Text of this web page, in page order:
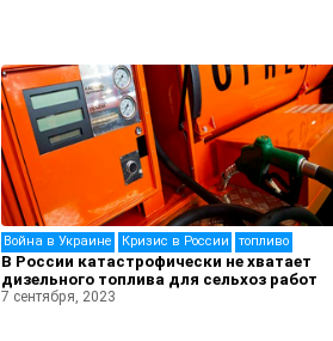
Война в Украине Кризис в России топливо
В России катастрофически не хватает
дизельного топлива для сельхоз работ
7 сентября, 2023